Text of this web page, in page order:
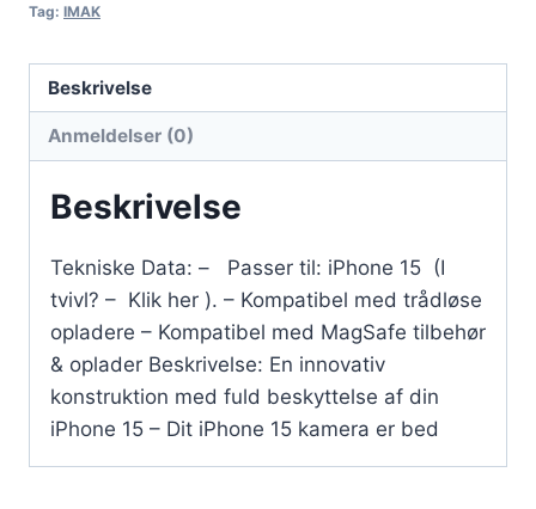
Tag: IMAK
Beskrivelse
Anmeldelser (0)
Beskrivelse
Tekniske Data: – Passer til: iPhone 15 (I
tvivl? – Klik her ). – Kompatibel med trådløse
opladere – Kompatibel med MagSafe tilbehør
& oplader Beskrivelse: En innovativ
konstruktion med fuld beskyttelse af din
iPhone 15 – Dit iPhone 15 kamera er bed